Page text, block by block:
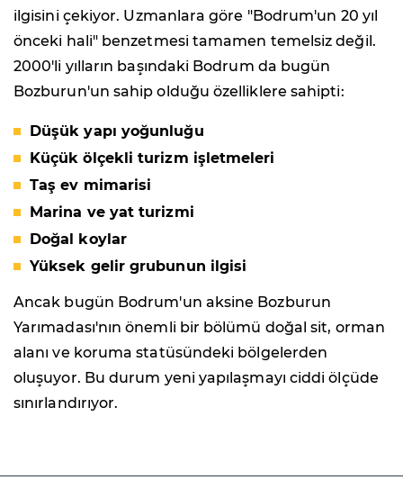
ilgisini çekiyor. Uzmanlara göre "Bodrum'un 20 yıl
önceki hali" benzetmesi tamamen temelsiz değil.
2000'li yılların başındaki Bodrum da bugün
Bozburun'un sahip olduğu özelliklere sahipti:
Düşük yapı yoğunluğu
Küçük ölçekli turizm işletmeleri
Taş ev mimarisi
Marina ve yat turizmi
Doğal koylar
Yüksek gelir grubunun ilgisi
Ancak bugün Bodrum'un aksine Bozburun
Yarımadası'nın önemli bir bölümü doğal sit, orman
alanı ve koruma statüsündeki bölgelerden
oluşuyor. Bu durum yeni yapılaşmayı ciddi ölçüde
sınırlandırıyor.